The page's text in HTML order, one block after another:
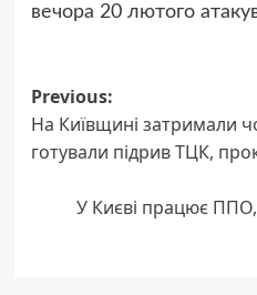
вечора 20 лютого
Post
navigation
Previous:
На Київщині затримали
готували підрив ТЦК,
У Києві працює ППО,